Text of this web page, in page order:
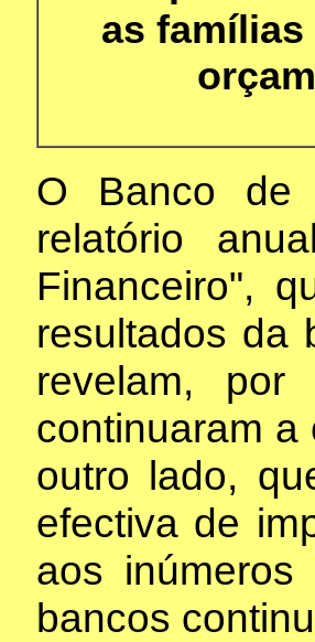
as
O Banco de
relatório
Financeiro",
resultados da
revelam,
continuaram
outro lado,
efectiva de
aos
bancos